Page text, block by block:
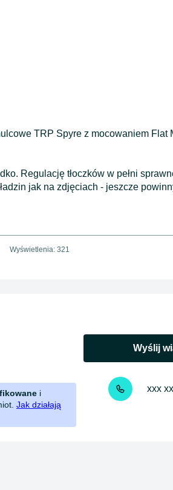
TRP Spyre z mocowaniem Flat
Regulację tłoczków w pełni
jak na zdjęciach - jeszcze
Wyświetlenia: 321
i
Jak działają
Wyślij
xxx